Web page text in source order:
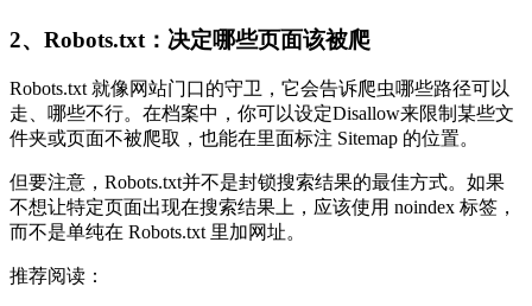
2、Robots.txt：决定哪些页面该被爬
Robots.txt 就像网站门口的守卫，它会告诉爬虫哪些路径可以
走、哪些不行。在档案中，你可以设定Disallow来限制某些文
件夹或页面不被爬取，也能在里面标注 Sitemap 的位置。
但要注意，Robots.txt并不是封锁搜索结果的最佳方式。如果
不想让特定页面出现在搜索结果上，应该使用 noindex 标签，
而不是单纯在 Robots.txt 里加网址。
推荐阅读：